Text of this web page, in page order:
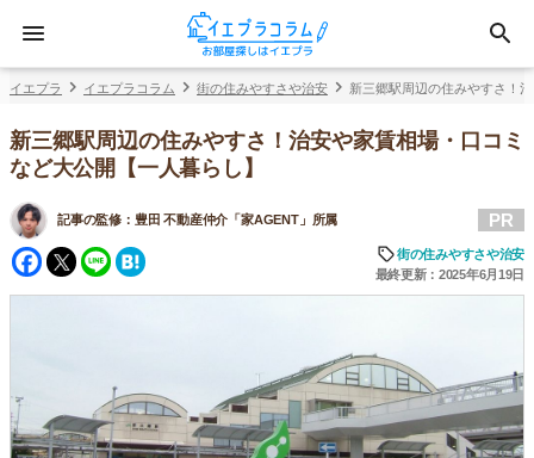
イエプラ イエプラコラム 街の住みやすさや治安 新三郷駅周辺の住みやすさ！
新三郷駅周辺の住みやすさ！治安や家賃相場・口コミ
など大公開【一人暮らし】
記事の監修： 豊田 不動産仲介「家AGENT」所属
Facebook
Twitter
Line
PR
街の住みやすさや治安
最終更新：2025年6月19日